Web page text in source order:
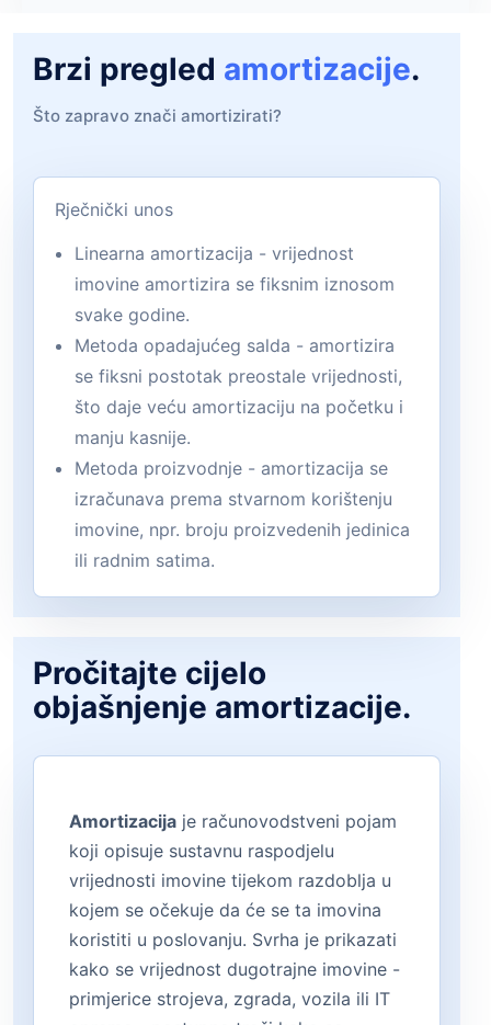
Brzi pregled amortizacije.
Što zapravo znači amortizirati?
Rječnički unos
Linearna amortizacija - vrijednost
imovine amortizira se fiksnim iznosom
svake godine.
Metoda opadajućeg salda - amortizira
se fiksni postotak preostale vrijednosti,
što daje veću amortizaciju na početku i
manju kasnije.
Metoda proizvodnje - amortizacija se
izračunava prema stvarnom korištenju
imovine, npr. broju proizvedenih jedinica
ili radnim satima.
Pročitajte cijelo
objašnjenje amortizacije.
Amortizacija je računovodstveni pojam
koji opisuje sustavnu raspodjelu
vrijednosti imovine tijekom razdoblja u
kojem se očekuje da će se ta imovina
koristiti u poslovanju. Svrha je prikazati
kako se vrijednost dugotrajne imovine -
primjerice strojeva, zgrada, vozila ili IT